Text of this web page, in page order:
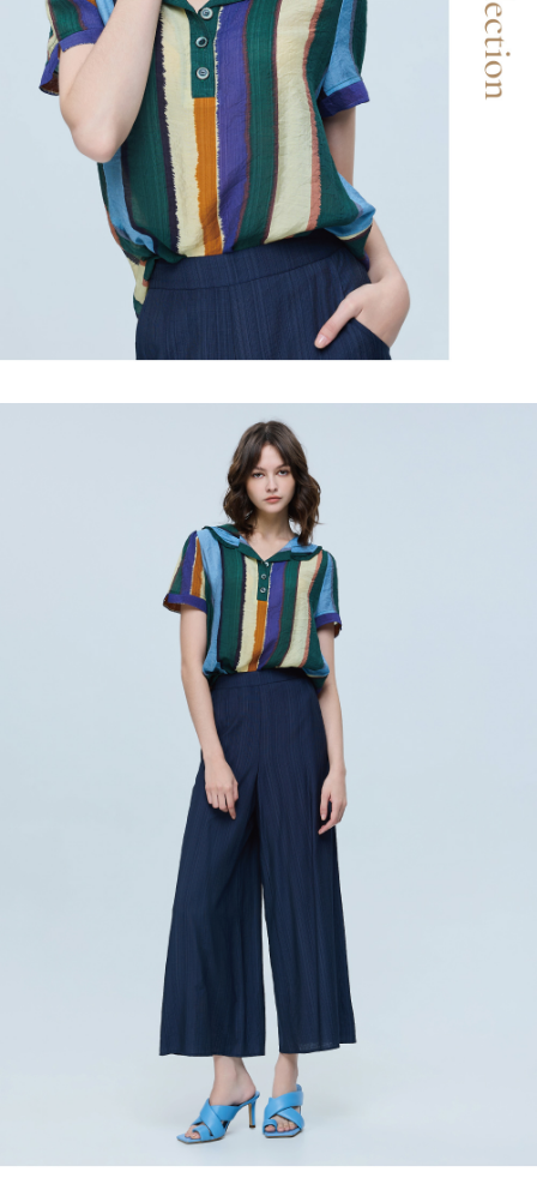
１．透過由恩沛科技股份有限公司提供之「AFTEE先享後付」服務完成之交
易，需依本服務之必要範圍內提供個人資料，並將交易相關給付款項請求債
權轉讓予恩沛科技股份有限公司。
２．關於個人資料處理事宜，請瀏覽以下網址：
https://aftee.tw/terms/#terms3
３．未成年的使用者請事先徵得法定代理人或監護人之同意方可使用
「AFTEE先享後付」，若未經同意申辦者引起之損失，本公司不負相關責
４．使用「AFTEE先享後付」時，將依據個別帳號之用戶狀況，依本公司即
時審查核予不同之上限額度；若仍有額度不足之情形，本公司將視審查結果
請求用戶進行身份認證。
５．嚴禁一人註冊多個帳號或使用他人資訊註冊。若發現惡意使用之情形，
恩沛科技股份有限公司將有權停止該用戶之使用額度並採取法律行動。
付款後7-11取貨
每筆NT$120，滿NT$2,500(含以上)免運費
宅配
每筆NT$120，滿NT$2,500(含以上)免運費
每筆NT$120，滿NT$2,500(含以上)免運費
付款後門市自取